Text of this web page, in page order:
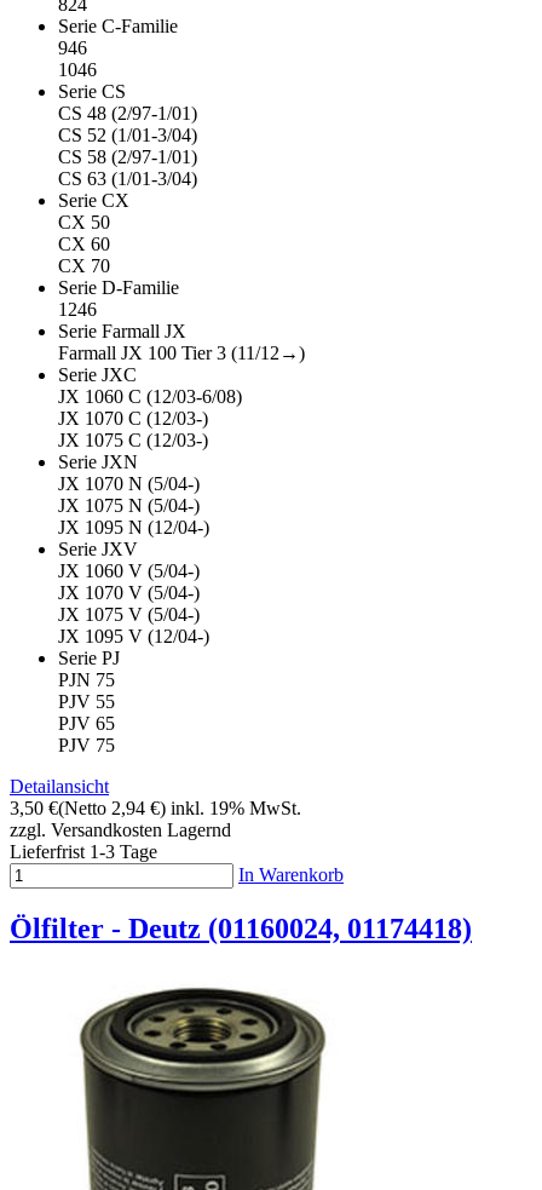
824
Serie C-Familie
946
1046
Serie CS
CS 48 (2/97-1/01)
CS 52 (1/01-3/04)
CS 58 (2/97-1/01)
CS 63 (1/01-3/04)
Serie CX
CX 50
CX 60
CX 70
Serie D-Familie
1246
Serie Farmall JX
Farmall JX 100 Tier 3 (11/12→)
Serie JXC
JX 1060 C (12/03-6/08)
JX 1070 C (12/03-)
JX 1075 C (12/03-)
Serie JXN
JX 1070 N (5/04-)
JX 1075 N (5/04-)
JX 1095 N (12/04-)
Serie JXV
JX 1060 V (5/04-)
JX 1070 V (5/04-)
JX 1075 V (5/04-)
JX 1095 V (12/04-)
Serie PJ
PJN 75
PJV 55
PJV 65
PJV 75
Detailansicht
3,50 €(Netto 2,94 €) inkl. 19% MwSt.
zzgl. Versandkosten Lagernd
Lieferfrist 1-3 Tage
In Warenkorb
Ölfilter - Deutz (01160024, 01174418)